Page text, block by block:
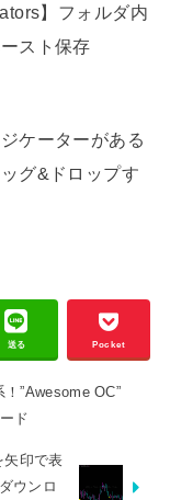
】フォルダ内
スト保存
ケーターがある
グ&ドロップす
送る Pocket
”Awesome OC”
ド
矢印で表
ウンロ